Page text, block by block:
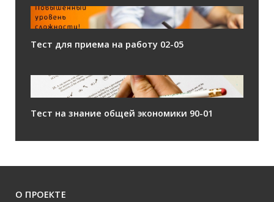
Тест для приема на работу 02-05
Тест на знание общей экономики 90-01
О ПРОЕКТЕ